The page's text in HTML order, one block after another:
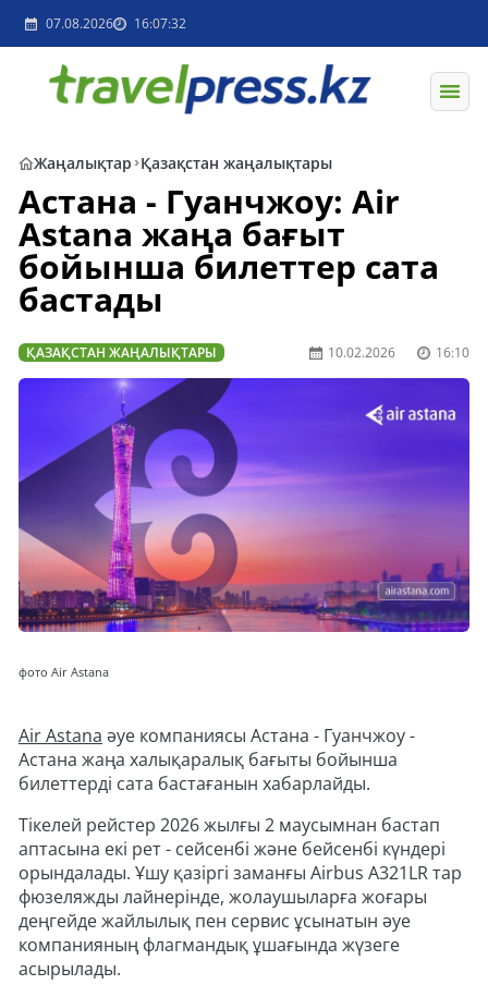
07.08.2026 16:07:32
Жаңалықтар Қазақстан жаңалықтары
Астана - Гуанчжоу: Air
Astana жаңа бағыт
бойынша билеттер сата
бастады
ҚАЗАҚСТАН ЖАҢАЛЫҚТАРЫ 10.02.2026 16:10
фото Air Astana
Air Astana әуе компаниясы Астана - Гуанчжоу -
Астана жаңа халықаралық бағыты бойынша
билеттерді сата бастағанын хабарлайды.
Тікелей рейстер 2026 жылғы 2 маусымнан бастап
аптасына екі рет - сейсенбі және бейсенбі күндері
орындалады. Ұшу қазіргі заманғы Airbus A321LR тар
фюзеляжды лайнерінде, жолаушыларға жоғары
деңгейде жайлылық пен сервис ұсынатын әуе
компанияның флагмандық ұшағында жүзеге
асырылады.